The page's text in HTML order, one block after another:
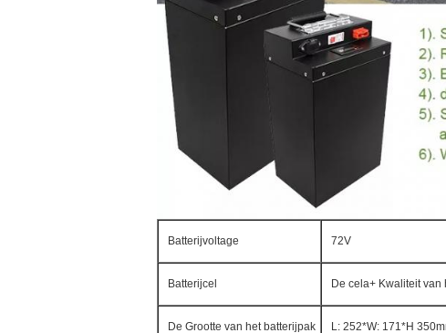
Batterijvoltage 72V
Batterijcel De cela+ Kwaliteit van
De Grootte van het batterijpak L: 252*W: 171*H